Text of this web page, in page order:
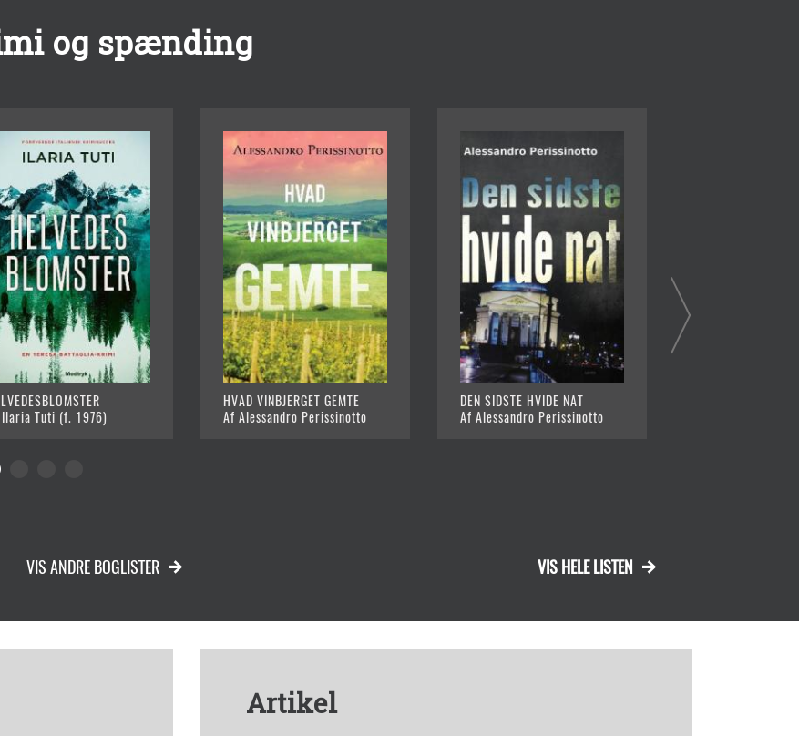
og spænding
Tuti (f. 1976)
HVAD VINBJERGET GEMTE
Af Alessandro Perissinotto
DEN SIDSTE HVIDE NAT
Af Alessandro Perissinotto
VIS HELE LISTEN
VIS ANDRE BOGLISTER
Artikel